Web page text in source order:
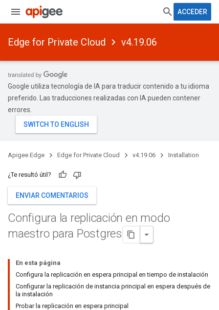
ACCEDER
Edge for Private Cloud v4.19.06
Google utiliza tecnología de IA para traducir contenido a tu idioma
preferido. Las traducciones realizadas con IA pueden contener
errores.
Apigee Edge Edge for Private Cloud v4.19.06 Installation
¿Te resultó útil?
ENVIAR COMENTARIOS
Configura la replicación en modo
maestro para Postgres
En esta página
Configura la replicación en espera principal en tiempo de instalación
Configurar la replicación de instancia principal en espera después de
la instalación
Probar la replicación en espera principal